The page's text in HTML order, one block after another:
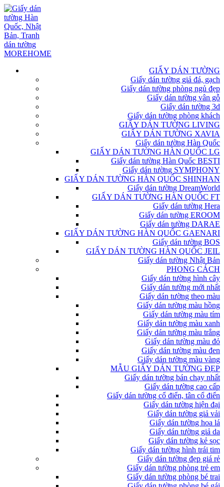
GIẤY DÁN TƯỜNG
Giấy dán tường giả đá, gạch
Giấy dán tường phòng ngủ đẹp
Giấy dán tường vân gỗ
Giấy dán tường 3d
Giấy dán tường phòng khách
GIẤY DÁN TƯỜNG LIVING
GIẤY DÁN TƯỜNG XAVIA
Giấy dán tường Hàn Quốc
GIẤY DÁN TƯỜNG HÀN QUỐC LG
Giấy dán tường Hàn Quốc BESTI
Giấy dán tường SYMPHONY
GIẤY DÁN TƯỜNG HÀN QUỐC SHINHAN
Giấy dán tường DreamWorld
GIẤY DÁN TƯỜNG HÀN QUỐC FT
Giấy dán tường Hera
Giấy dán tường EROOM
Giấy dán tường DARAE
GIẤY DÁN TƯỜNG HÀN QUỐC GAENARI
Giấy dán tường BOS
GIẤY DÁN TƯỜNG HÀN QUỐC JEIL
Giấy dán tường Nhật Bản
PHONG CÁCH
Giấy dán tường hình cây
Giấy dán tường mới nhất
Giấy dán tường theo màu
Giấy dán tường màu hồng
Giấy dán tường màu tím
Giấy dán tường màu xanh
Giấy dán tường màu trắng
Giấy dán tường màu đỏ
Giấy dán tường màu đen
Giấy dán tường màu vàng
MẪU GIẤY DÁN TƯỜNG ĐẸP
Giấy dán tường bán chạy nhất
Giấy dán tường cao cấp
Giấy dán tường cổ điển, tân cổ điển
Giấy dán tường hiện đại
Giấy dán tường giả vải
Giấy dán tường hoa lá
Giấy dán tường giả da
Giấy dán tường kẻ sọc
Giấy dán tường hình trái tim
Giấy dán tường đẹp giá rẻ
Giấy dán tường phòng trẻ em
Giấy dán tường phòng bé trai